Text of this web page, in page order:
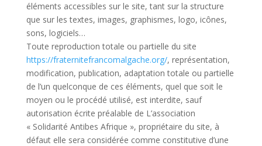
éléments accessibles sur le site, tant sur la structure
que sur les textes, images, graphismes, logo, icônes,
sons, logiciels…
Toute reproduction totale ou partielle du site
https://fraternitefrancomalgache.org/, représentation,
modification, publication, adaptation totale ou partielle
de l’un quelconque de ces éléments, quel que soit le
moyen ou le procédé utilisé, est interdite, sauf
autorisation écrite préalable de L’association
« Solidarité Antibes Afrique », propriétaire du site, à
défaut elle sera considérée comme constitutive d’une